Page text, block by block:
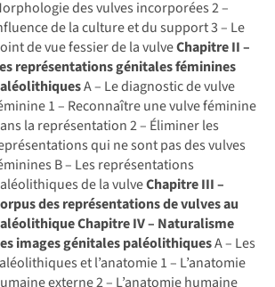
des vulves incorporées 2 –
de la culture et du support 3 – Le
de vue fessier de la vulveChapitre II –
représentations génitales féminines
A – Le diagnostic de vulve
1 – Reconnaître une vulve féminine
la représentation 2 – Éliminer les
qui ne sont pas des vulves
B – Les représentations
de la vulveChapitre III –
des représentations de vulves au
Chapitre IV – Naturalisme
images génitales paléolithiquesA – Les
et l’anatomie 1 – L’anatomie
externe 2 – L’anatomie humaine